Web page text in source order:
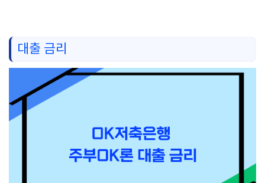
대출 금리